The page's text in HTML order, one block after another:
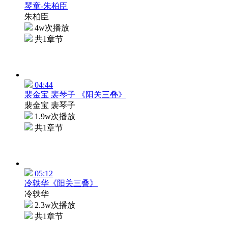
琴童-朱柏臣
朱柏臣
4w次播放
共1章节
04:44
裴金宝 裴琴子 《阳关三叠》
裴金宝 裴琴子
1.9w次播放
共1章节
05:12
冷轶华《阳关三叠》
冷轶华
2.3w次播放
共1章节